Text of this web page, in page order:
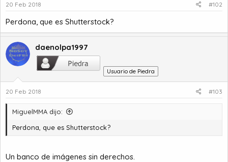
20 Feb 2018 #102
Perdona, que es Shutterstock?
daenolpa1997
Usuario de Piedra
20 Feb 2018 #103
MiguelMMA dijo:
Perdona, que es Shutterstock?
Un banco de imágenes sin derechos.